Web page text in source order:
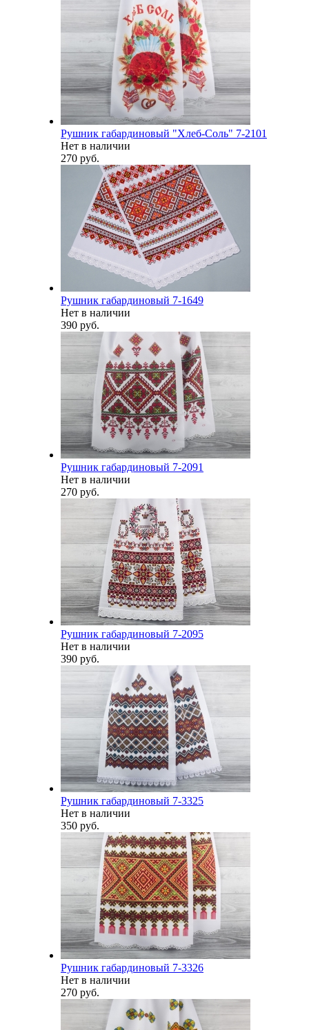
Рушник габардиновый "Хлеб-Соль" 7-2101
Нет в наличии
270 руб.
Рушник габардиновый 7-1649
Нет в наличии
390 руб.
Рушник габардиновый 7-2091
Нет в наличии
270 руб.
Рушник габардиновый 7-2095
Нет в наличии
390 руб.
Рушник габардиновый 7-3325
Нет в наличии
350 руб.
Рушник габардиновый 7-3326
Нет в наличии
270 руб.